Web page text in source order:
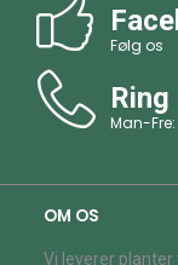
Følg os
Man-
OM OS
Vi leverer planter